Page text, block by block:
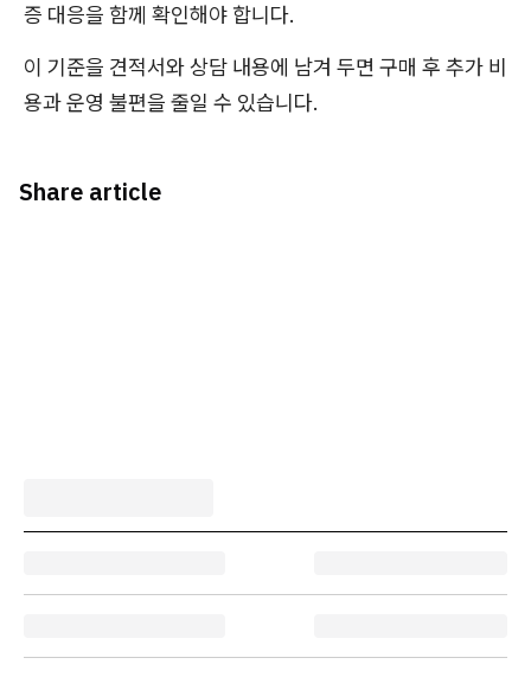
증 대응을 함께 확인해야 합니다.
이 기준을 견적서와 상담 내용에 남겨 두면 구매 후 추가 비
용과 운영 불편을 줄일 수 있습니다.
Share article